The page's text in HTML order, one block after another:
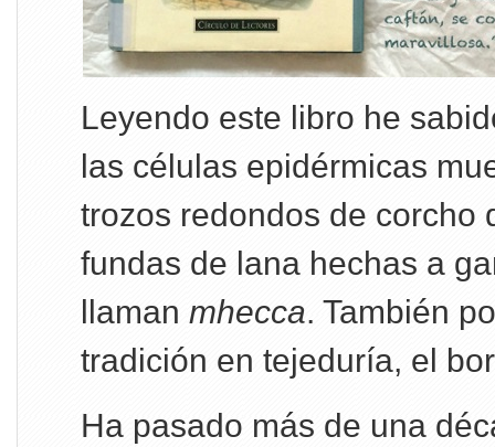
Leyendo este libro he
las células epidérmicas
trozos redondos de corcho
fundas de lana hechas a
llaman mhecca. También
tradición en tejeduría, el
Ha pasado más de una